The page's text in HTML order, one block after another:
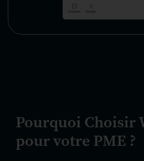
Pourquoi Choisir
pour votre PME ?